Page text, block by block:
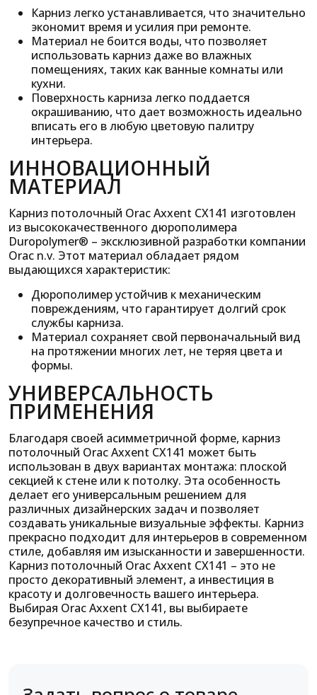
Карниз легко устанавливается, что значительно
экономит время и усилия при ремонте.
Материал не боится воды, что позволяет
использовать карниз даже во влажных
помещениях, таких как ванные комнаты или
кухни.
Поверхность карниза легко поддается
окрашиванию, что дает возможность идеально
вписать его в любую цветовую палитру
интерьера.
ИННОВАЦИОННЫЙ
МАТЕРИАЛ
Карниз потолочный Orac Axxent CX141 изготовлен
из высококачественного дюрополимера
Duropolymer® – эксклюзивной разработки компании
Orac n.v. Этот материал обладает рядом
выдающихся характеристик:
Дюрополимер устойчив к механическим
повреждениям, что гарантирует долгий срок
службы карниза.
Материал сохраняет свой первоначальный вид
на протяжении многих лет, не теряя цвета и
формы.
УНИВЕРСАЛЬНОСТЬ
ПРИМЕНЕНИЯ
Благодаря своей асимметричной форме, карниз
потолочный Orac Axxent CX141 может быть
использован в двух вариантах монтажа: плоской
секцией к стене или к потолку. Эта особенность
делает его универсальным решением для
различных дизайнерских задач и позволяет
создавать уникальные визуальные эффекты. Карниз
прекрасно подходит для интерьеров в современном
стиле, добавляя им изысканности и завершенности.
Карниз потолочный Orac Axxent CX141 – это не
просто декоративный элемент, а инвестиция в
красоту и долговечность вашего интерьера.
Выбирая Orac Axxent CX141, вы выбираете
безупречное качество и стиль.